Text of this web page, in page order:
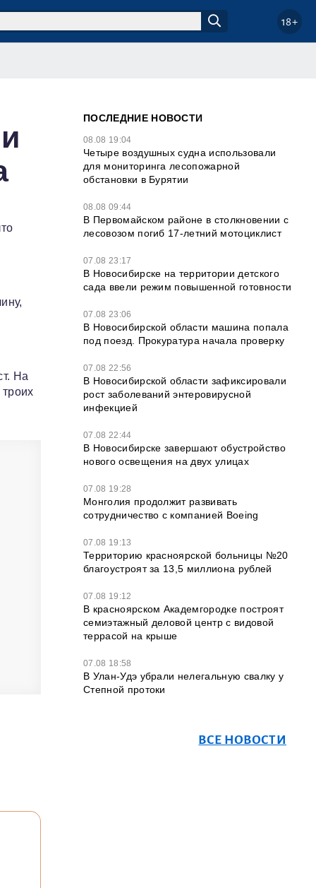
18+
На
ПОСЛЕДНИЕ НОВОСТИ
08.08 19:04
Четыре воздушных судна использовали
для мониторинга лесопожарной
обстановки в Бурятии
08.08 09:44
В Первомайском районе в столкновении с
лесовозом погиб 17-летний мотоциклист
07.08 23:17
В Новосибирске на территории детского
сада ввели режим повышенной готовности
07.08 23:06
В Новосибирской области машина попала
под поезд. Прокуратура начала проверку
07.08 22:56
В Новосибирской области зафиксировали
рост заболеваний энтеровирусной
инфекцией
07.08 22:44
В Новосибирске завершают обустройство
нового освещения на двух улицах
07.08 19:28
Монголия продолжит развивать
сотрудничество с компанией Boeing
07.08 19:13
Территорию красноярской больницы №20
благоустроят за 13,5 миллиона рублей
07.08 19:12
В красноярском Академгородке построят
семиэтажный деловой центр с видовой
террасой на крыше
07.08 18:58
В Улан-Удэ убрали нелегальную свалку у
Степной протоки
ВСЕ НОВОСТИ